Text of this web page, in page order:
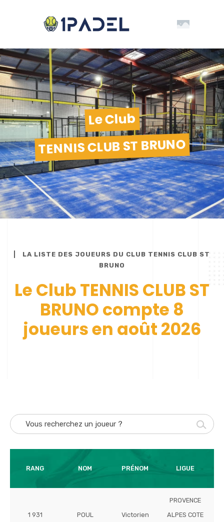
Le Club
TENNIS CLUB ST BRUNO
LA LISTE DES JOUEURS DU CLUB TENNIS CLUB ST
BRUNO
Le Club TENNIS CLUB ST
BRUNO compte 8
joueurs en août 2026
RANG NOM PRÉNOM LIGUE
1 931 POUL Victorien
PROVENCE
ALPES COTE